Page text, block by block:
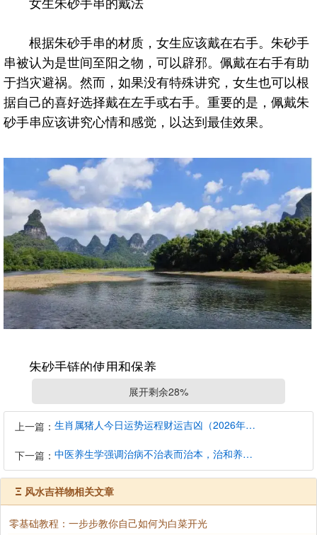
根据朱砂手串的材质，女生应该戴在右手。朱砂手
串被认为是世间至阳之物，可以辟邪。佩戴在右手有助
于挡灾避祸。然而，如果没有特殊讲究，女生也可以根
据自己的喜好选择戴在左手或右手。重要的是，佩戴朱
砂手串应该讲究心情和感觉，以达到最佳效果。
朱砂手链的使用和保养
朱砂手链不仅仅是一种装饰品，它还可以作为文玩
手链使用。盘玩手链是很重要的一步，可以清洁手链表
面的腊层和脏色，并进行抛光处理。为了保持手链的光
泽，可以涂抹一层矿物油。同时，需要注意避免与铁器
和磁器接触，避免高温和水分，以防止手链损坏。在夏
季，朱砂手链容易掉色，可以适当间隔佩戴，放在阴凉
处存放。保持手链的干燥和清洁也是很重要的。
展开剩余28%
上一篇： 生肖属猪人今日运势运程财运吉凶（2026年8月7日）详解查询
下一篇： 中医养生学强调治病不治表而治本，治和养兼顾是有必要的
Ξ 风水吉祥物相关文章
零基础教程：一步步教你自己如何为白菜开光